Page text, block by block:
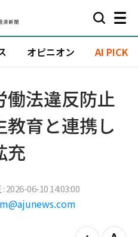
オピニオン AI PICK
働法違反防止
育と連携し
充
2026-06-10 14:03:00